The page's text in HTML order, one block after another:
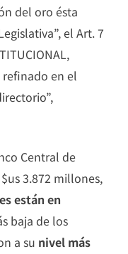
del oro ésta
el Art. 7
en el
Central de
3.872 millones,
están en
baja de los
a su nivel más